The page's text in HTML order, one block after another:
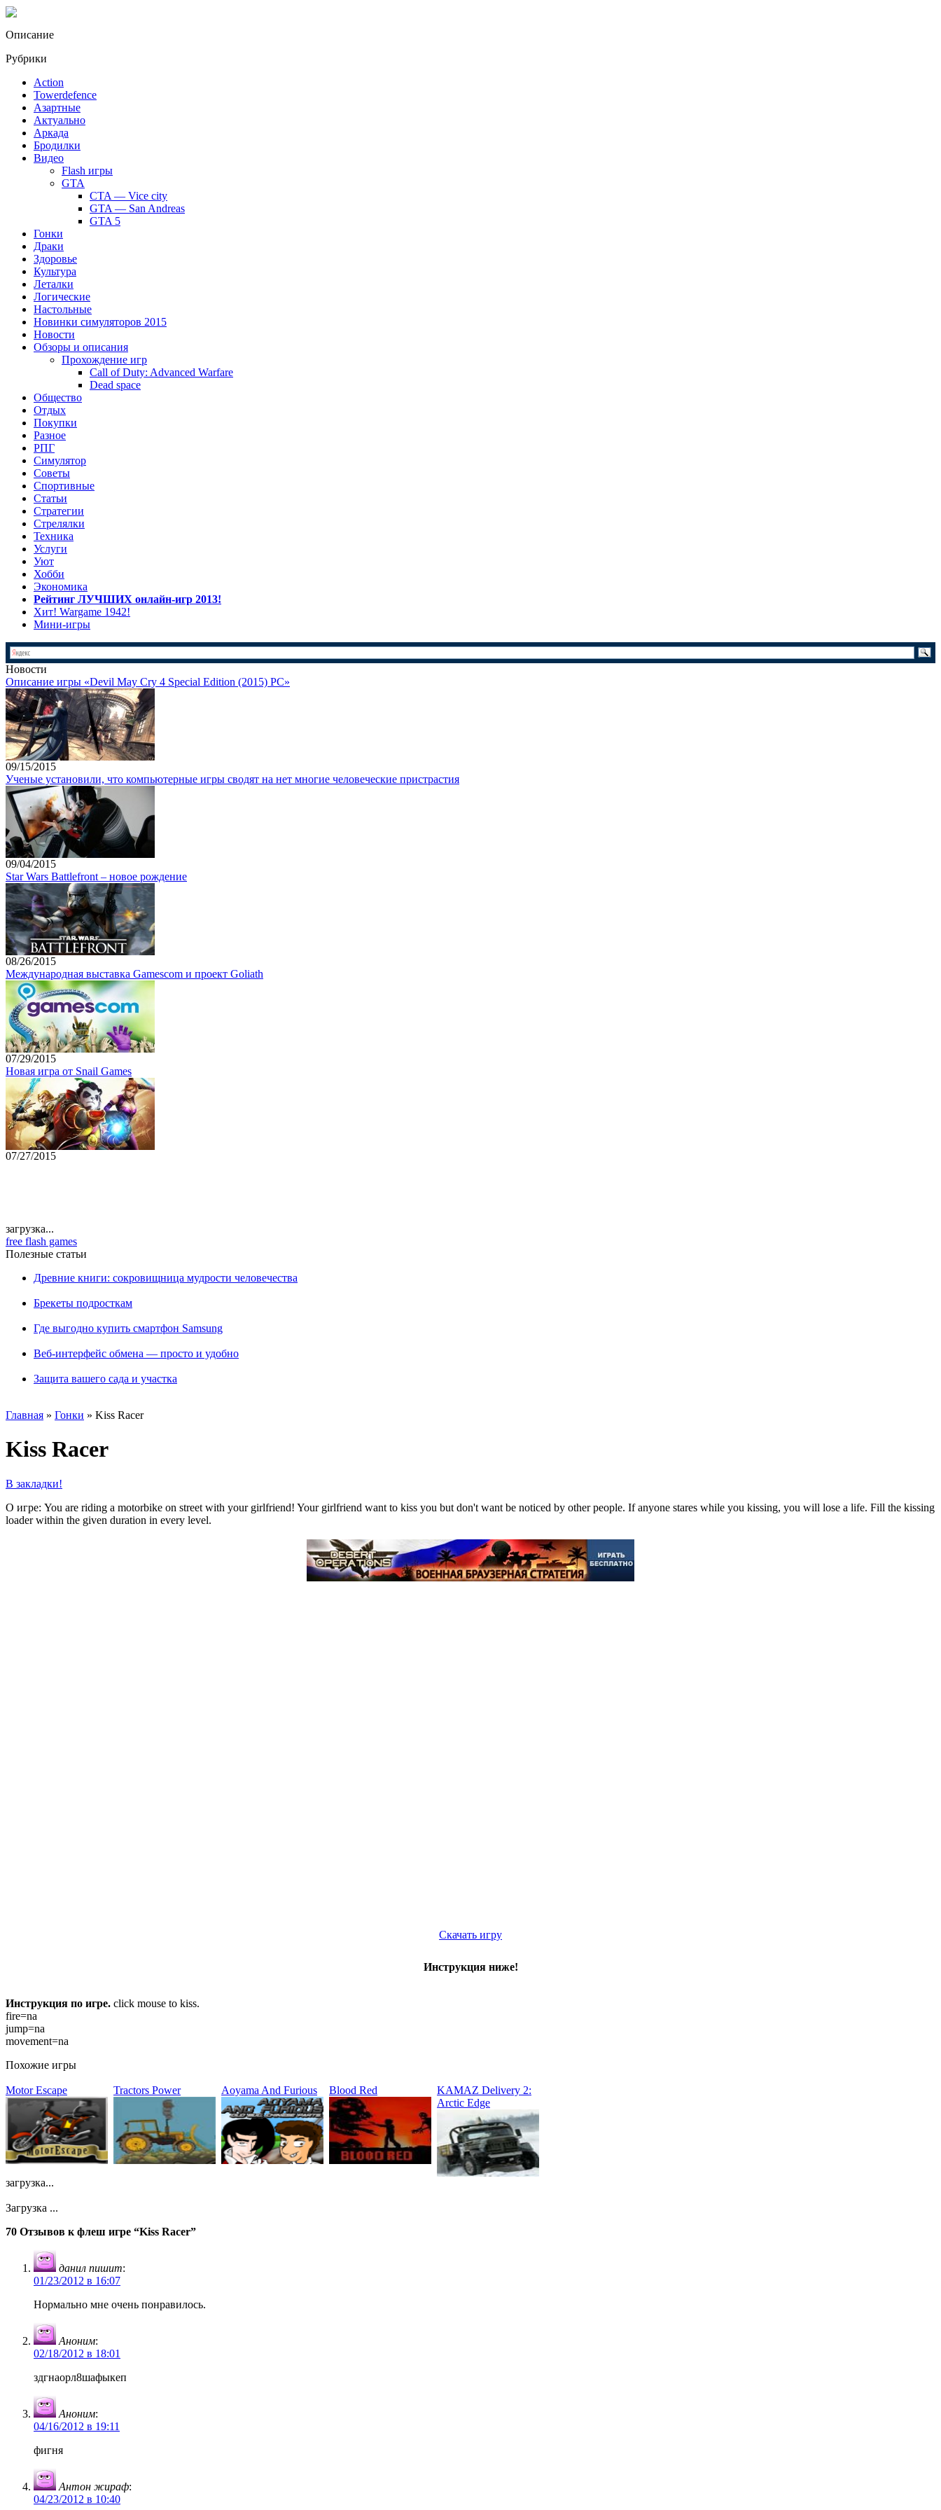
Описание
Рубрики
Action
Towerdefence
Азартные
Актуально
Аркада
Бродилки
Видео
Flash игры
GTA
CTA — Vice city
GTA — San Andreas
GTA 5
Гонки
Драки
Здоровье
Культура
Леталки
Логические
Настольные
Новинки симуляторов 2015
Новости
Обзоры и описания
Прохождение игр
Call of Duty: Advanced Warfare
Dead space
Общество
Отдых
Покупки
Разное
РПГ
Симулятор
Советы
Спортивные
Статьи
Стратегии
Стрелялки
Техника
Услуги
Уют
Хобби
Экономика
Рейтинг ЛУЧШИХ онлайн-игр 2013!
Хит! Wargame 1942!
Мини-игры
Новости
Описание игры «Devil May Cry 4 Special Edition (2015) PC»
09/15/2015
Ученые установили, что компьютерные игры сводят на нет многие человеческие пристрастия
09/04/2015
Star Wars Battlefront – новое рождение
08/26/2015
Международная выставка Gamescom и проект Goliath
07/29/2015
Новая игра от Snail Games
07/27/2015
загрузка...
free flash games
Полезные статьи
Древние книги: сокровищница мудрости человечества
Брекеты подросткам
Где выгодно купить смартфон Samsung
Веб-интерфейс обмена — просто и удобно
Защита вашего сада и участка
Главная » Гонки » Kiss Racer
Kiss Racer
В закладки!
О игре: You are riding a motorbike on street with your girlfriend! Your girlfriend want to kiss you but don't want be noticed by other people. If anyone stares while you kissing, you will lose a life. Fill the kissing
loader within the given duration in every level.
Скачать игру
Инструкция ниже!
Инструкция по игре. click mouse to kiss.
fire=na
jump=na
movement=na
Похожие игры
Motor Escape Tractors Power Aoyama And Furious Blood Red
KAMAZ Delivery 2:
Arctic Edge
загрузка...
Загрузка ...
70 Отзывов к флеш игре “Kiss Racer”
данил пишит:
01/23/2012 в 16:07
Нормально мне очень понравилось.
Аноним:
02/18/2012 в 18:01
здгнаорл8шафыкеп
Аноним:
04/16/2012 в 19:11
фигня
Антон жираф:
04/23/2012 в 10:40